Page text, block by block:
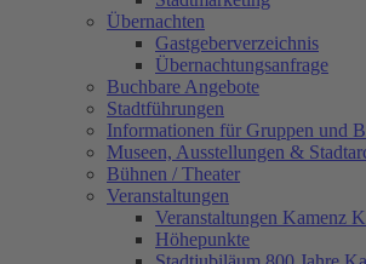
Übernachten
Gastgeberverzeichnis
Übernachtungsanfrage
Buchbare Angebote
Stadtführungen
Informationen für Gruppen und
Museen, Ausstellungen &
Bühnen / Theater
Veranstaltungen
Veranstaltungen Kamenz
Höhepunkte